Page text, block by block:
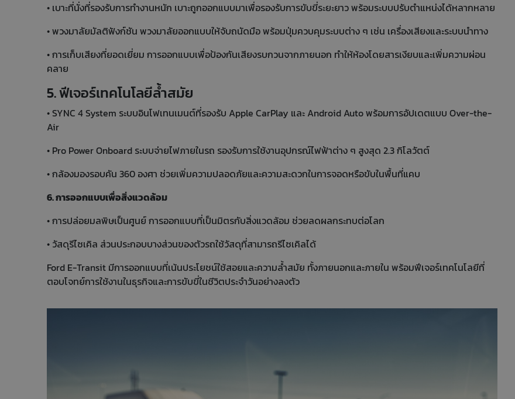
• เบาะที่นั่งที่รองรับการทำงานหนัก เบาะถูกออกแบบมาเพื่อรองรับการขับขี่ระยะยาว พร้อมระบบปรับตำแหน่งได้หลากหลาย
• พวงมาลัยมัลติฟังก์ชัน พวงมาลัยออกแบบให้จับถนัดมือ พร้อมปุ่มควบคุมระบบต่าง ๆ เช่น เครื่องเสียงและระบบนำทาง
• การเก็บเสียงที่ยอดเยี่ยม การออกแบบเพื่อป้องกันเสียงรบกวนจากภายนอก ทำให้ห้องโดยสารเงียบและเพิ่มความผ่อน
คลาย
5. ฟีเจอร์เทคโนโลยีล้ำสมัย
• SYNC 4 System ระบบอินโฟเทนเมนต์ที่รองรับ Apple CarPlay และ Android Auto พร้อมการอัปเดตแบบ Over-the-
Air
• Pro Power Onboard ระบบจ่ายไฟภายในรถ รองรับการใช้งานอุปกรณ์ไฟฟ้าต่าง ๆ สูงสุด 2.3 กิโลวัตต์
• กล้องมองรอบคัน 360 องศา ช่วยเพิ่มความปลอดภัยและความสะดวกในการจอดหรือขับในพื้นที่แคบ
6. การออกแบบเพื่อสิ่งแวดล้อม
• การปล่อยมลพิษเป็นศูนย์ การออกแบบที่เป็นมิตรกับสิ่งแวดล้อม ช่วยลดผลกระทบต่อโลก
• วัสดุรีไซเคิล ส่วนประกอบบางส่วนของตัวรถใช้วัสดุที่สามารถรีไซเคิลได้
Ford E-Transit มีการออกแบบที่เน้นประโยชน์ใช้สอยและความล้ำสมัย ทั้งภายนอกและภายใน พร้อมฟีเจอร์เทคโนโลยีที่
ตอบโจทย์การใช้งานในธุรกิจและการขับขี่ในชีวิตประจำวันอย่างลงตัว